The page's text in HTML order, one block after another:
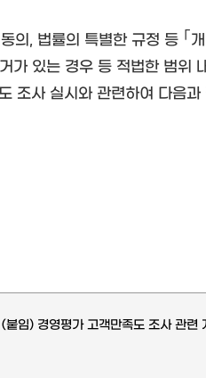
의, 법률의 특별한 규정 등
가 있는 경우 등 적법한 범위
조사 실시와 관련하여 다음
(붙임) 경영평가 고객만족도 조사 관